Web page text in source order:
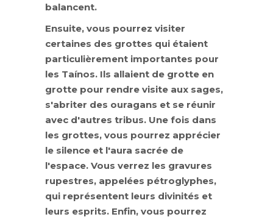
balancent.
Ensuite, vous pourrez visiter
certaines des grottes qui étaient
particulièrement importantes pour
les Taínos. Ils allaient de grotte en
grotte pour rendre visite aux sages,
s'abriter des ouragans et se réunir
avec d'autres tribus. Une fois dans
les grottes, vous pourrez apprécier
le silence et l'aura sacrée de
l'espace. Vous verrez les gravures
rupestres, appelées pétroglyphes,
qui représentent leurs divinités et
leurs esprits. Enfin, vous pourrez